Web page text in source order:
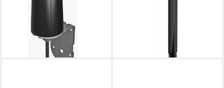
LTE Mobilfunkantenne
lieferbar - in 2-3 Werktagen bei dir
lieferbar - in 2-3 Werktagen bei dir